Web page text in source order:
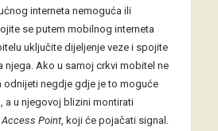
interneta nemoguća ili
se putem mobilnog interneta
uključite dijeljenje veze i spojite
njega. Ako u samoj crkvi mobitel ne
odnijeti negdje gdje je to moguće
a u njegovoj blizini montirati
Point, koji će pojačati signal.